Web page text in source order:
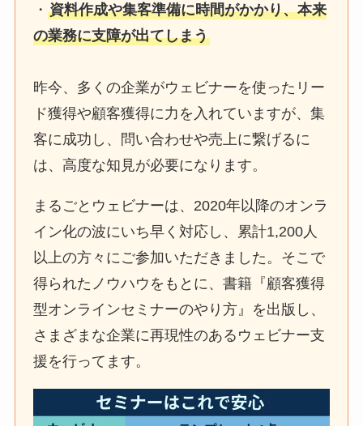
・資料作成や集客準備に時間がかかり、本来
の業務に支障が出てしまう
昨今、多くの企業がウェビナーを使ったリー
ド獲得や顧客獲得に力を入れていますが、集
客に成功し、問い合わせや売上に繋げるに
は、高度な知見が必要になります。
まるごとウェビナーは、2020年以降のオンラ
イン化の波にいち早く対応し、累計1,200人
以上の方々にご参加いただきました。そこで
得られたノウハウをもとに、書籍『顧客獲得
型オンラインセミナーのやり方』を出版し、
さまざまな企業に再現性のあるウェビナー支
援を行ってます。